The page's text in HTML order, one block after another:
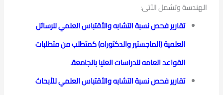
الهندسة وتشمل الآتى:
تقارير فحص نسبة التشابه والأقتباس العلمي للرسائل
العلمية (الماجستير والدكتوراه) كمتطلب من متطلبات
القواعد العامه للدراسات العليا بالجامعة.
تقارير فحص نسبة التشابه والأقتباس العلمي للأبحاث